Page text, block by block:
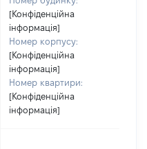
[Конфіденційна
інформація]
Номер корпусу:
[Конфіденційна
інформація]
Номер квартири:
[Конфіденційна
інформація]